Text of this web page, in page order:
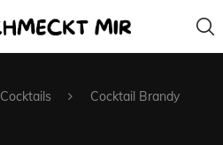
Cocktails
Cocktail Brandy